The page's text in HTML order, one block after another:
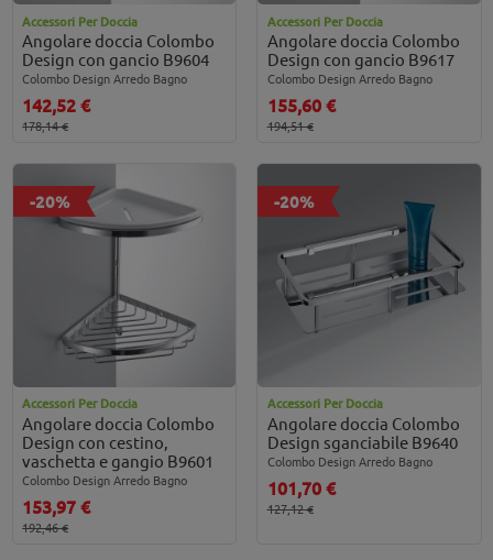
Accessori Per Doccia
Angolare doccia Colombo
Design con gancio B9604
Colombo Design Arredo Bagno
142,52 €
178,14 €
Accessori Per Doccia
Angolare doccia Colombo
Design con gancio B9617
Colombo Design Arredo Bagno
155,60 €
194,51 €
-20%
Accessori Per Doccia
Angolare doccia Colombo
Design con cestino,
vaschetta e gangio B9601
Colombo Design Arredo Bagno
153,97 €
192,46 €
-20%
Accessori Per Doccia
Angolare doccia Colombo
Design sganciabile B9640
Colombo Design Arredo Bagno
101,70 €
127,12 €